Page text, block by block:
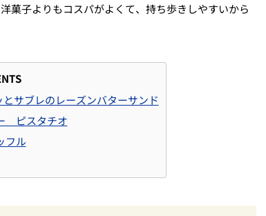
菓子よりもコスパがよくて、持ち歩きしやすいから
サブレのレーズンバターサンド
ピスタチオ
フル